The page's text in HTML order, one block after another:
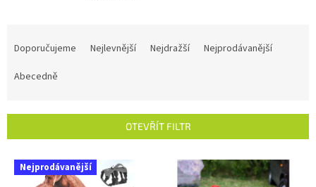
r
Doporučujeme Nejlevnější Nejdražší
Nejprodávanější
Abecedně
OTEVŘÍT FILTR
V Nejprodávanější